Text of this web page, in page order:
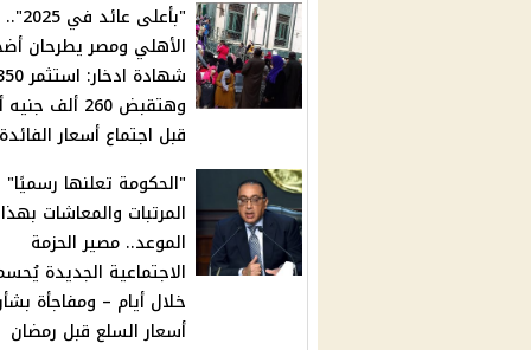
"بأعلى
الأهلي ومصر يطرحان
وهتقبض 260 ألف
قبل اجتماع أسعار الفائدة
"الحكومة تعلنها رسميًا"
المرتبات والمعاشات بهذا
الموعد.. مصير الحزمة
الاجتماعية الجديدة
خلال أيام – ومفاجأة
أسعار السلع قبل رمضان